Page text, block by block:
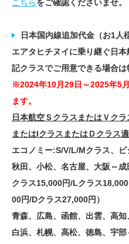
こちらをご確認くださいませ。
日本国内線追加代金（お1人
エアタヒチヌイに乗り継ぐ日
記クラスでご用意できる場合は
※2024年10月29日～2025年5
ます。
日本航空ＳクラスまたはＶク
またはIクラスまたはＤクラス
エコノミー:S/V/L/Mクラス、
秋田、小松、名古屋、大阪～
クラス15,000円/Lクラス
00円/Dクラス27,000円）
青森、広島、函館、出雲、高
白浜、札幌、高松、徳島、宇